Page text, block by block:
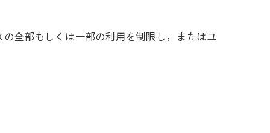
全部もしくは一部の利用を制限し，またはユ